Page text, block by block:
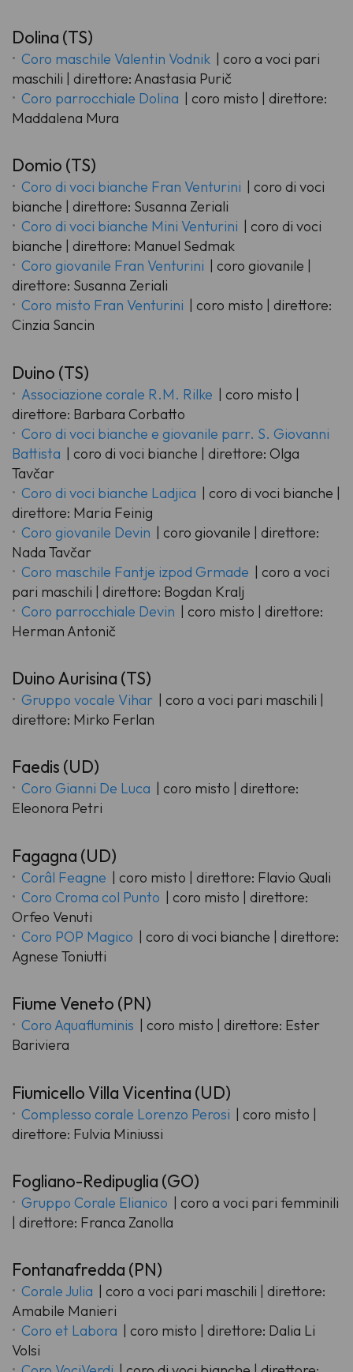
Dolina (TS)
Coro maschile Valentin Vodnik | coro a voci pari
maschili | direttore: Anastasia Purič
Coro parrocchiale Dolina | coro misto | direttore:
Maddalena Mura
Domio (TS)
Coro di voci bianche Fran Venturini | coro di voci
bianche | direttore: Susanna Zeriali
Coro di voci bianche Mini Venturini | coro di voci
bianche | direttore: Manuel Sedmak
Coro giovanile Fran Venturini | coro giovanile |
direttore: Susanna Zeriali
Coro misto Fran Venturini | coro misto | direttore:
Cinzia Sancin
Duino (TS)
Associazione corale R.M. Rilke | coro misto |
direttore: Barbara Corbatto
Coro di voci bianche e giovanile parr. S. Giovanni
Battista | coro di voci bianche | direttore: Olga
Tavčar
Coro di voci bianche Ladjica | coro di voci bianche |
direttore: Maria Feinig
Coro giovanile Devin | coro giovanile | direttore:
Nada Tavčar
Coro maschile Fantje izpod Grmade | coro a voci
pari maschili | direttore: Bogdan Kralj
Coro parrocchiale Devin | coro misto | direttore:
Herman Antonič
Duino Aurisina (TS)
Gruppo vocale Vihar | coro a voci pari maschili |
direttore: Mirko Ferlan
Faedis (UD)
Coro Gianni De Luca | coro misto | direttore:
Eleonora Petri
Fagagna (UD)
Corâl Feagne | coro misto | direttore: Flavio Quali
Coro Croma col Punto | coro misto | direttore:
Orfeo Venuti
Coro POP Magico | coro di voci bianche | direttore:
Agnese Toniutti
Fiume Veneto (PN)
Coro Aquafluminis | coro misto | direttore: Ester
Bariviera
Fiumicello Villa Vicentina (UD)
Complesso corale Lorenzo Perosi | coro misto |
direttore: Fulvia Miniussi
Fogliano-Redipuglia (GO)
Gruppo Corale Elianico | coro a voci pari femminili
| direttore: Franca Zanolla
Fontanafredda (PN)
Corale Julia | coro a voci pari maschili | direttore:
Amabile Manieri
Coro et Labora | coro misto | direttore: Dalia Li
Volsi